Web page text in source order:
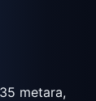
metara,